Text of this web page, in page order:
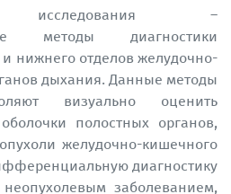
исследования –
методы диагностики
нижнего отделов желудочно-
дыхания. Данные методы
визуально оценить
полостных органов,
желудочно-кишечного
диагностику
заболеванием,